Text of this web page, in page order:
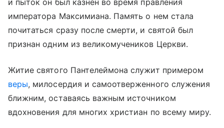
императора Максимиана. Память о нем стала
почитаться сразу после смерти, и святой был
признан одним из великомучеников Церкви.
Житие святого Пантелеймона служит примером
веры, милосердия и самоотверженного служения
ближним, оставаясь важным источником
вдохновения для многих христиан по всему миру.